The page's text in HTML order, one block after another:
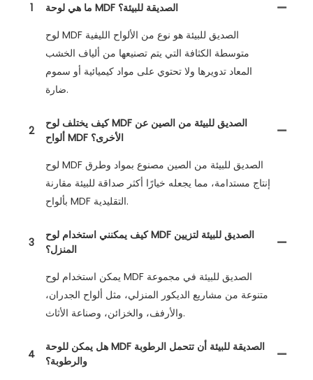
1
ما هي لوحة MDF الصديقة للبيئة؟
لوح MDF الصديق للبيئة هو نوع من الألواح الليفية
متوسطة الكثافة التي يتم تصنيعها من ألياف الخشب
المعاد تدويرها ولا تحتوي على مواد كيميائية أو سموم
ضارة.
2
كيف يختلف لوح MDF الصديق للبيئة من الصين عن
ألواح MDF الأخرى؟
لوح MDF الصديق للبيئة من الصين مصنوع بمواد وطرق
إنتاج مستدامة، مما يجعله خيارًا أكثر صداقة للبيئة مقارنة
بألواح MDF التقليدية.
3
كيف يمكنني استخدام لوح MDF الصديق للبيئة لتزيين
المنزل؟
يمكن استخدام لوح MDF الصديق للبيئة في مجموعة
متنوعة من مشاريع الديكور المنزلي، مثل ألواح الجدران،
والأرفف، والخزائن، وصناعة الأثاث.
4
هل يمكن للوحة MDF الصديقة للبيئة أن تتحمل الرطوبة
والرطوبة؟